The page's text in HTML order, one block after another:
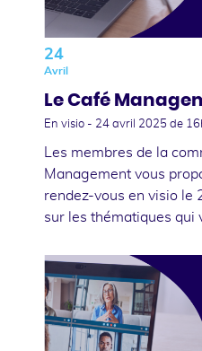
24
Avril
Le Café
En visio - 24 avril 2025 de
Les membres de la
Management vous
rendez-vous en visio le
sur les thématiques qui